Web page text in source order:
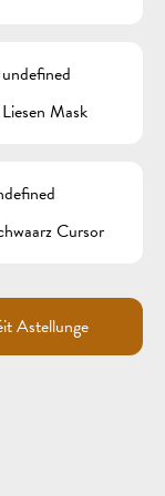
undefined
Liesen Mask
Cursor
Astellunge